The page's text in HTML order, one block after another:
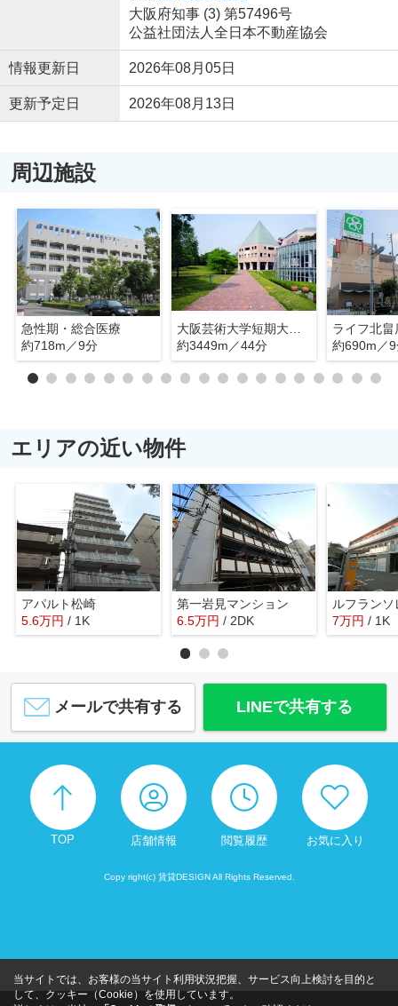
大阪府知事 (3) 第57496号
公益社団法人全日本不動産協会
情報更新日 2026年08月05日
更新予定日 2026年08月13日
周辺施設
急性期・総合医療
約718m／9分
大阪芸術大学短期大学部
約3449m／44分
ライフ北畠
約690m／
エリアの近い物件
アパルト松崎
5.6万円 / 1K
第一岩見マンション
6.5万円 / 2DK
ルフランソ
7万円 / 1K
メールで共有する LINEで共有する
TOP 店舗情報 閲覧履歴 お気に入り
Copy right(c) 賃貸DESIGN All Rights Reserved.
当サイトでは、お客様の当サイト利用状況把握、サービス向上検討を目的と
して、クッキー（Cookie）を使用しています。